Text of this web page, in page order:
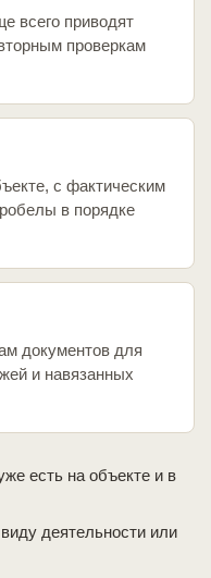
всего приводят
проверкам
с фактическим
в порядке
документов для
и навязанных
есть на объекте и в
деятельности или